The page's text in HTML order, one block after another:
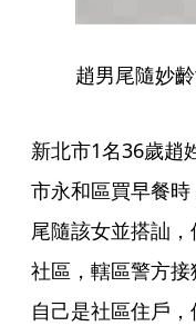
趙男尾隨妙
新北市1名36歲趙
市永和區買早餐
尾隨該女並搭訕
社區，轄區警方
自己是社區住戶